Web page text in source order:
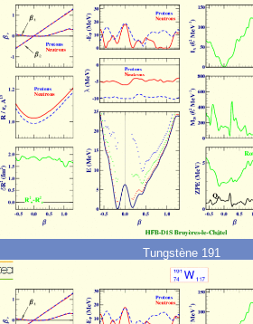
Tungstène 191